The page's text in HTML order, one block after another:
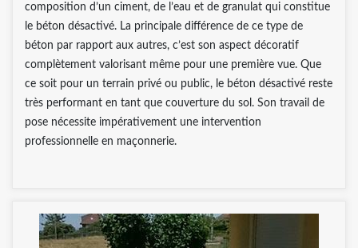
composition d’un ciment, de l’eau et de granulat qui constitue
le béton désactivé. La principale différence de ce type de
béton par rapport aux autres, c’est son aspect décoratif
complètement valorisant même pour une première vue. Que
ce soit pour un terrain privé ou public, le béton désactivé reste
très performant en tant que couverture du sol. Son travail de
pose nécessite impérativement une intervention
professionnelle en maçonnerie.